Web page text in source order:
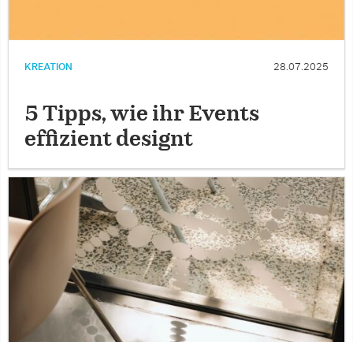
KREATION 28.07.2025
5 Tipps, wie ihr Events
effizient designt